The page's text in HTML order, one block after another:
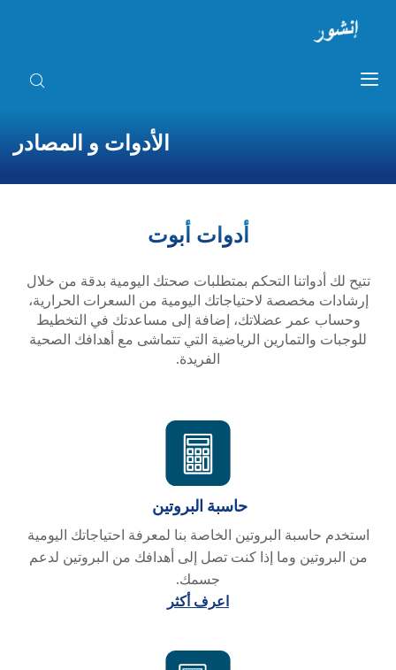
الأدوات و المصادر
أدوات أبوت
تتيح لك أدواتنا التحكم بمتطلبات صحتك اليومية بدقة من خلال
إرشادات مخصصة لاحتياجاتك اليومية من السعرات الحرارية،
وحساب عمر عضلاتك، إضافة إلى مساعدتك في التخطيط
للوجبات والتمارين الرياضية التي تتماشى مع أهدافك الصحية
الفريدة.
حاسبة البروتين
استخدم حاسبة البروتين الخاصة بنا لمعرفة احتياجاتك اليومية
من البروتين وما إذا كنت تصل إلى أهدافك من البروتين لدعم
جسمك.
اعرف أكثر